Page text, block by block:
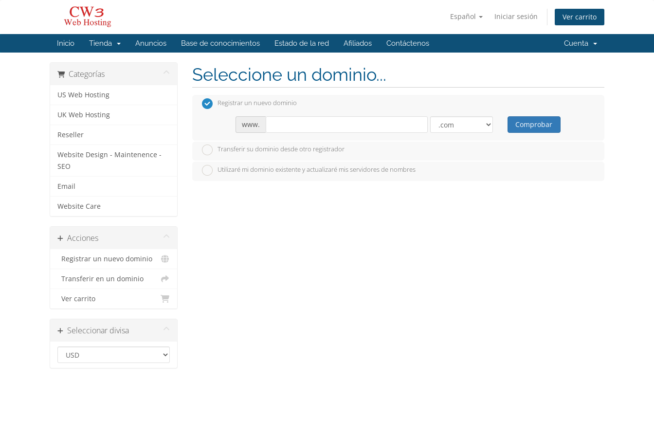
Español Iniciar sesión Ver carrito
Inicio Tienda Anuncios Base de conocimientos Estado de la red Afiliados Contáctenos Cuenta
Categorías
US Web Hosting
UK Web Hosting
Reseller
Website Design - Maintenence -
SEO
Email
Website Care
Acciones
Registrar un nuevo dominio
Transferir en un dominio
Ver carrito
Seleccionar divisa
Seleccione un dominio...
Registrar un nuevo dominio
www. Comprobar
Transferir su dominio desde otro registrador
Utilizaré mi dominio existente y actualizaré mis servidores de nombres